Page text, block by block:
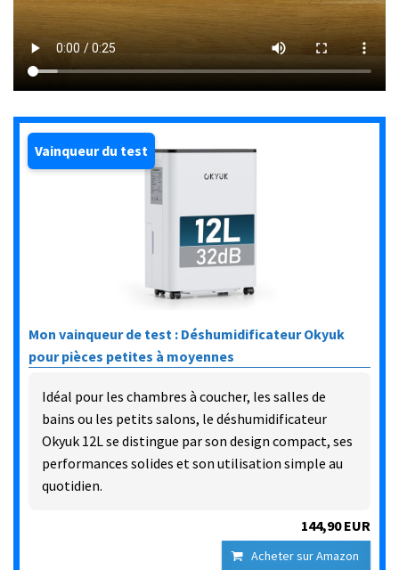
Vainqueur du test
Mon vainqueur de test : Déshumidificateur Okyuk
pour pièces petites à moyennes
Idéal pour les chambres à coucher, les salles de
bains ou les petits salons, le déshumidificateur
Okyuk 12L se distingue par son design compact, ses
performances solides et son utilisation simple au
quotidien.
144,90 EUR
Acheter sur Amazon